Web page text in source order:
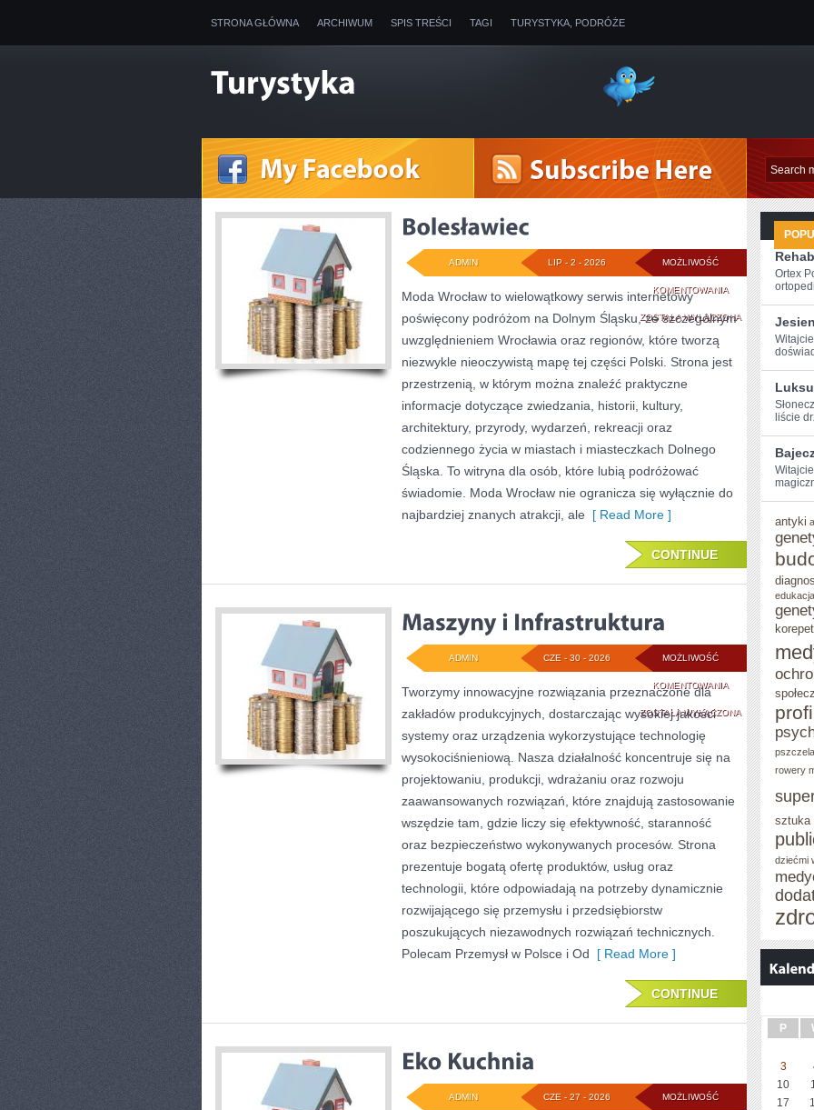
STRONA GŁÓWNA ARCHIWUM SPIS TREŚCI TAGI TURYSTYKA, PODRÓŻE
MOŻLIWOŚĆ
KOMENTOWANIABOLESŁAWIEC
ZOSTAŁA WYŁĄCZONA
LIP - 2 - 2026
ADMIN
Moda Wrocław to wielowątkowy serwis internetowy
poświęcony podróżom na Dolnym Śląsku, ze szczególnym
uwzględnieniem Wrocławia oraz regionów, które tworzą
niezwykle nieoczywistą mapę tej części Polski. Strona jest
przestrzenią, w którym można znaleźć praktyczne
informacje dotyczące zwiedzania, historii, kultury,
architektury, przyrody, wydarzeń, rekreacji oraz
codziennego życia w miastach i miasteczkach Dolnego
Śląska. To witryna dla osób, które lubią podróżować
świadomie. Moda Wrocław nie ogranicza się wyłącznie do
najbardziej znanych atrakcji, ale [ Read More ]
CONTINUE
MOŻLIWOŚĆ
KOMENTOWANIAMASZYNY
I
INFRASTRUKTURA
ZOSTAŁA WYŁĄCZONA
CZE - 30 - 2026
ADMIN
Tworzymy innowacyjne rozwiązania przeznaczone dla
zakładów produkcyjnych, dostarczając wysokiej jakości
systemy oraz urządzenia wykorzystujące technologię
wysokociśnieniową. Nasza działalność koncentruje się na
projektowaniu, produkcji, wdrażaniu oraz rozwoju
zaawansowanych rozwiązań, które znajdują zastosowanie
wszędzie tam, gdzie liczy się efektywność, staranność
oraz bezpieczeństwo wykonywanych procesów. Strona
prezentuje bogatą ofertę produktów, usług oraz
technologii, które odpowiadają na potrzeby dynamicznie
rozwijającego się przemysłu i przedsiębiorstw
poszukujących niezawodnych rozwiązań technicznych.
Polecam Przemysł w Polsce i Od [ Read More ]
CONTINUE
MOŻLIWOŚĆ
CZE - 27 - 2026
ADMIN
Ortex
liście
antyki
rowery
sztuka
dziećmi
P
3
10
17